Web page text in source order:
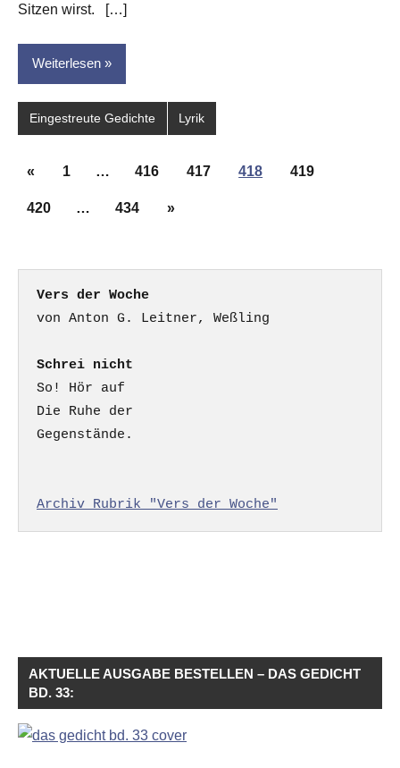
Sitzen wirst. […]
Weiterlesen
Eingestreute Gedichte Lyrik
Seitennummerierung
Beiträge
«Vorherige
1 … 416 417 418 419
420 … 434
Nächste
»
Vers der Woche
Schrei nicht
So! Hör auf
Die Ruhe der
Gegenstände.
Archiv Rubrik "Vers der Woche"
AKTUELLE AUSGABE BESTELLEN – DAS GEDICHT
BD. 33: